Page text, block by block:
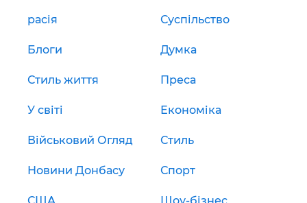
расія Суспільство
Блоги Думка
Стиль життя Преса
У світі Економіка
Військовий Огляд Стиль
Новини Донбасу Спорт